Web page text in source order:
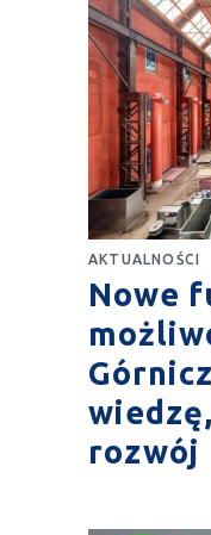
AKTUALNOŚCI
Nowe
rozwój